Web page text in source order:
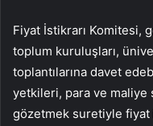
Fiyat İstikrarı Komitesi,
toplum kuruluşları,
toplantılarına davet
yetkileri, para ve maliye
gözetmek suretiyle fiyat